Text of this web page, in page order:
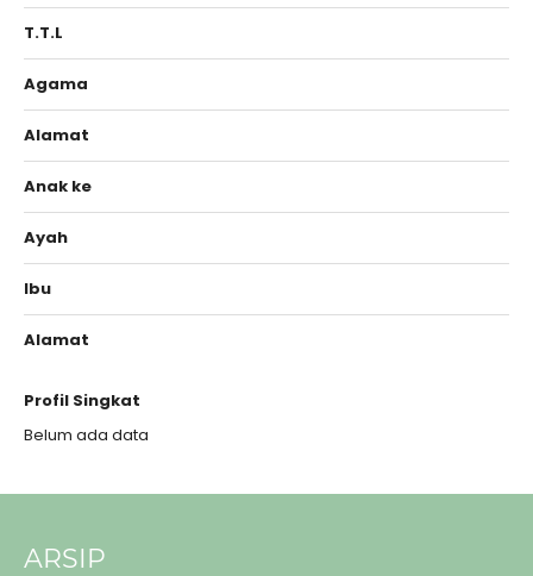
T.T.L
Agama
Alamat
Anak ke
Ayah
Ibu
Alamat
Profil Singkat
Belum ada data
ARSIP